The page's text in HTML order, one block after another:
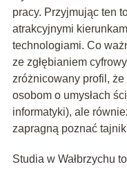
pracy. Przyjmując ten
atrakcyjnymi
technologiami. Co
ze zgłębianiem
zróżnicowany profil,
osobom o umysłach
informatyki), ale
zapragną poznać
Studia w Wałbrzychu